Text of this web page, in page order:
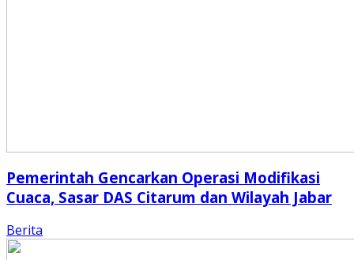
Pemerintah Gencarkan Operasi Modifikasi
Cuaca, Sasar DAS Citarum dan Wilayah Jabar
Berita